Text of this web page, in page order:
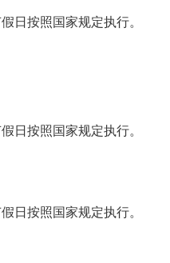
日按照国家规定执行。
日按照国家规定执行。
日按照国家规定执行。